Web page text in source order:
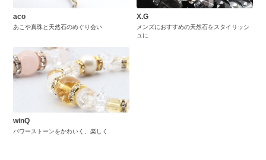
aco
あこや真珠と天然石のめぐり会い
X.G
メンズにおすすめの天然石をスタイリッシ
ュに
winQ
パワーストーンをかわいく、楽しく